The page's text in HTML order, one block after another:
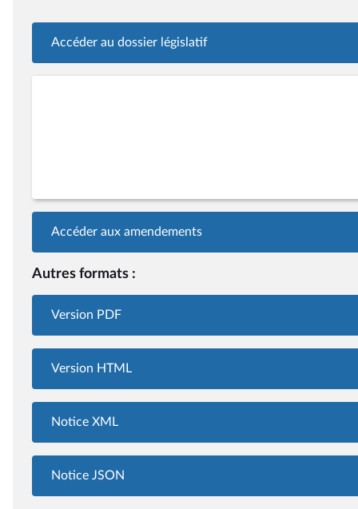
Accéder au dossier législatif
Accéder aux amendements
Autres formats :
Version PDF
Version HTML
Notice XML
Notice JSON